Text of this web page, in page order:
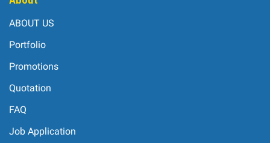
ABOUT US
Portfolio
Promotions
Quotation
FAQ
Job Application